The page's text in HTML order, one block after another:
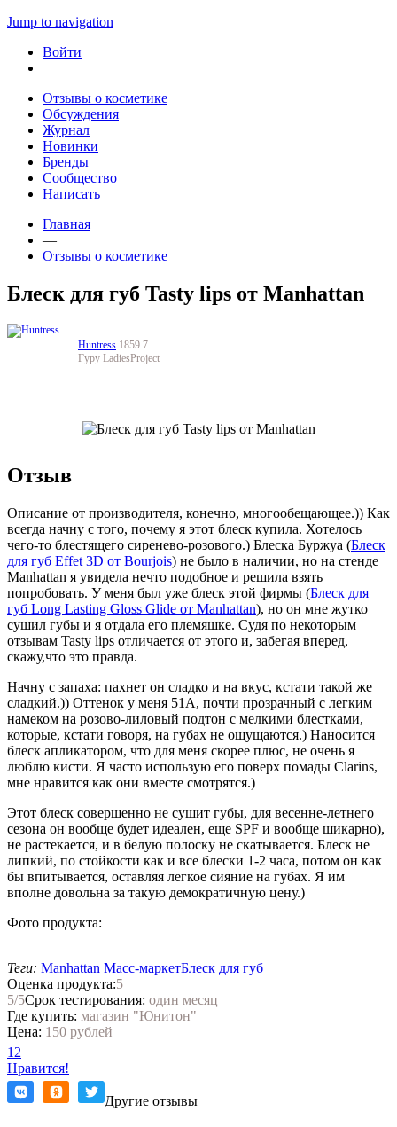
Jump to navigation
Войти
Отзывы о косметике
Обсуждения
Журнал
Новинки
Бренды
Сообщество
Написать
Главная
—
Отзывы о косметике
Блеск для губ Tasty lips от Manhattan
Huntress 1859.7
Гуру LadiesProject
Отзыв
Описание от производителя, конечно, многообещающее.)) Как
всегда начну с того, почему я этот блеск купила. Хотелось
чего-то блестящего сиренево-розового.) Блеска Буржуа (Блеск
для губ Effet 3D от Bourjois) не было в наличии, но на стенде
Manhattan я увидела нечто подобное и решила взять
попробовать. У меня был уже блеск этой фирмы (Блеск для
губ Long Lasting Gloss Glide от Manhattan), но он мне жутко
сушил губы и я отдала его племяшке. Судя по некоторым
отзывам Tasty lips отличается от этого и, забегая вперед,
скажу,что это правда.
Начну с запаха: пахнет он сладко и на вкус, кстати такой же
сладкий.)) Оттенок у меня 51А, почти прозрачный с легким
намеком на розово-лиловый подтон с мелкими блестками,
которые, кстати говоря, на губах не ощущаются.) Наносится
блеск апликатором, что для меня скорее плюс, не очень я
люблю кисти. Я часто использую его поверх помады Clarins,
мне нравится как они вместе смотрятся.)
Этот блеск совершенно не сушит губы, для весенне-летнего
сезона он вообще будет идеален, еще SPF и вообще шикарно),
не растекается, и в белую полоску не скатывается. Блеск не
липкий, по стойкости как и все блески 1-2 часа, потом он как
бы впитывается, оставляя легкое сияние на губах. Я им
вполне довольна за такую демократичную цену.)
Фото продукта:
Теги: Manhattan Масс-маркетБлеск для губ
Оценка продукта:5
5/5Срок тестирования: один месяц
Где купить: магазин "Юнитон"
Цена: 150 рублей
12
Нравится!
Другие отзывы